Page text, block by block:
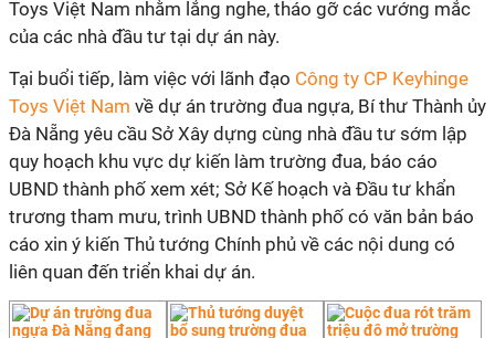
Toys Việt Nam nhằm lắng nghe, tháo gỡ các vướng mắc
của các nhà đầu tư tại dự án này.
Tại buổi tiếp, làm việc với lãnh đạo Công ty CP Keyhinge
Toys Việt Nam về dự án trường đua ngựa, Bí thư Thành ủy
Đà Nẵng yêu cầu Sở Xây dựng cùng nhà đầu tư sớm lập
quy hoạch khu vực dự kiến làm trường đua, báo cáo
UBND thành phố xem xét; Sở Kế hoạch và Đầu tư khẩn
trương tham mưu, trình UBND thành phố có văn bản báo
cáo xin ý kiến Thủ tướng Chính phủ về các nội dung có
liên quan đến triển khai dự án.